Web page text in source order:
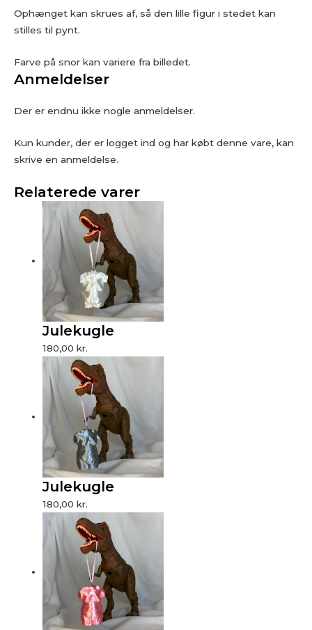
Ophænget kan skrues af, så den lille figur i stedet kan
stilles til pynt.
Farve på snor kan variere fra billedet.
Anmeldelser
Der er endnu ikke nogle anmeldelser.
Kun kunder, der er logget ind og har købt denne vare, kan
skrive en anmeldelse.
Relaterede varer
Julekugle
180,00kr.
Julekugle
180,00kr.